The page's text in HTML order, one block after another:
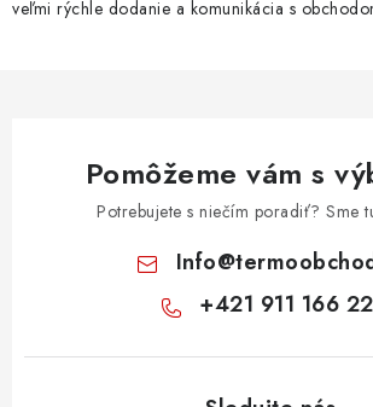
veľmi rýchle dodanie a komunikácia s
Pomôžeme vám s
Potrebujete s niečím poradiť? Sme
Info@
+421 911 166